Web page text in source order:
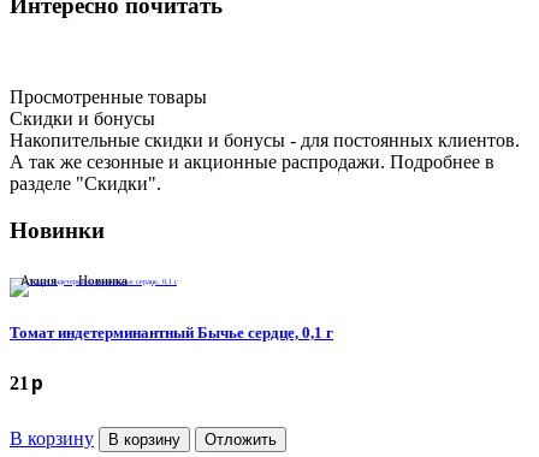
Просмотренные товары
Cкидки и бонусы
Накопительные скидки и бонусы - для постоянных клиентов.
А так же сезонные и акционные распродажи. Подробнее в
разделе "Скидки".
Новинки
Акция Новинка
Томат индетерминантный Бычье сердце, 0,1 г
21 p
В корзину В корзину Отложить